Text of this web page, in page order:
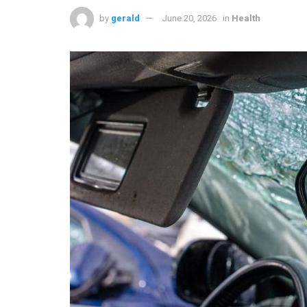
by gerald June 20, 2026 in Health